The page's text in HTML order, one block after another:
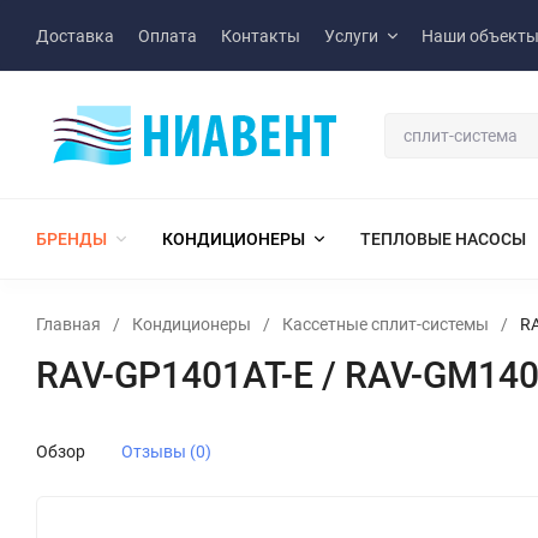
Доставка Оплата Контакты Услуги Наши объекты
БРЕНДЫ КОНДИЦИОНЕРЫ ТЕПЛОВЫЕ НАСОСЫ
Главная / Кондиционеры / Кассетные сплит-системы /
RAV-GP1401AT-E / RAV-
Обзор Отзывы (0)